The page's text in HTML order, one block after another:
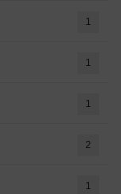
1
1
1
2
1